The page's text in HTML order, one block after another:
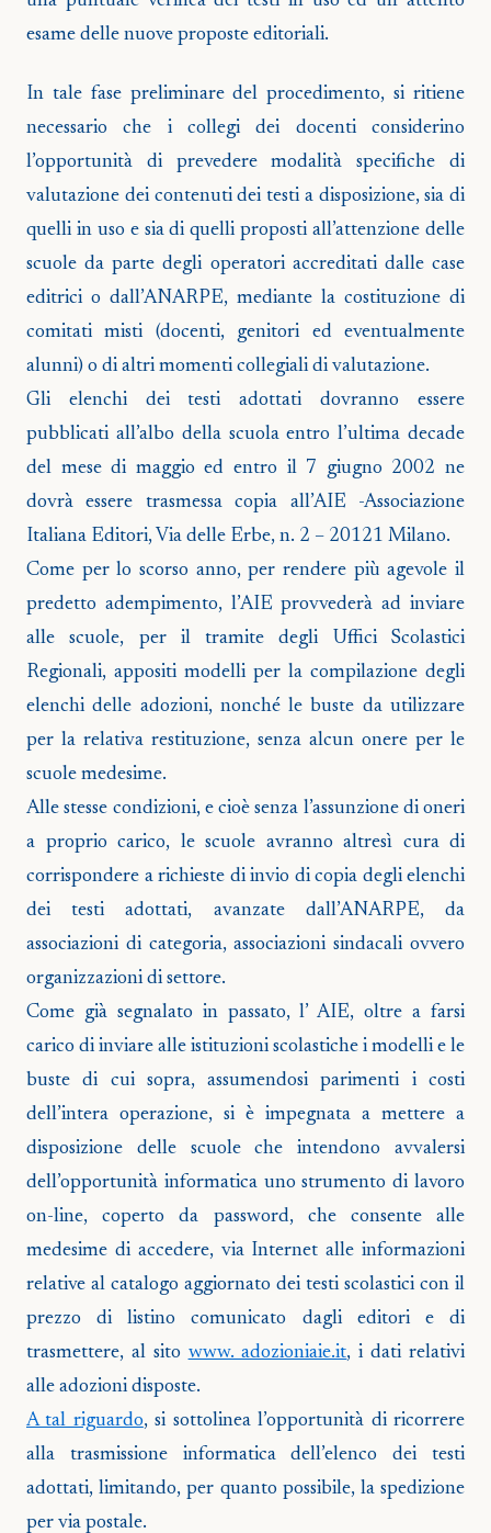
esame delle nuove proposte editoriali.
In tale fase preliminare del procedimento, si ritiene
necessario che i collegi dei docenti considerino
l’opportunità di prevedere modalità specifiche di
valutazione dei contenuti dei testi a disposizione, sia di
quelli in uso e sia di quelli proposti all’attenzione delle
scuole da parte degli operatori accreditati dalle case
editrici o dall’ANARPE, mediante la costituzione di
comitati misti (docenti, genitori ed eventualmente
alunni) o di altri momenti collegiali di valutazione.
Gli elenchi dei testi adottati dovranno essere
pubblicati all’albo della scuola entro l’ultima decade
del mese di maggio ed entro il 7 giugno 2002 ne
dovrà essere trasmessa copia all’AIE -Associazione
Italiana Editori, Via delle Erbe, n. 2 – 20121 Milano.
Come per lo scorso anno, per rendere più agevole il
predetto adempimento, l’AIE provvederà ad inviare
alle scuole, per il tramite degli Uffici Scolastici
Regionali, appositi modelli per la compilazione degli
elenchi delle adozioni, nonché le buste da utilizzare
per la relativa restituzione, senza alcun onere per le
scuole medesime.
Alle stesse condizioni, e cioè senza l’assunzione di oneri
a proprio carico, le scuole avranno altresì cura di
corrispondere a richieste di invio di copia degli elenchi
dei testi adottati, avanzate dall’ANARPE, da
associazioni di categoria, associazioni sindacali ovvero
organizzazioni di settore.
Come già segnalato in passato, l’ AIE, oltre a farsi
carico di inviare alle istituzioni scolastiche i modelli e le
buste di cui sopra, assumendosi parimenti i costi
dell’intera operazione, si è impegnata a mettere a
disposizione delle scuole che intendono avvalersi
dell’opportunità informatica uno strumento di lavoro
on-line, coperto da password, che consente alle
medesime di accedere, via Internet alle informazioni
relative al catalogo aggiornato dei testi scolastici con il
prezzo di listino comunicato dagli editori e di
trasmettere, al sito www. adozioniaie.it, i dati relativi
alle adozioni disposte.
A tal riguardo, si sottolinea l’opportunità di ricorrere
alla trasmissione informatica dell’elenco dei testi
adottati, limitando, per quanto possibile, la spedizione
per via postale.